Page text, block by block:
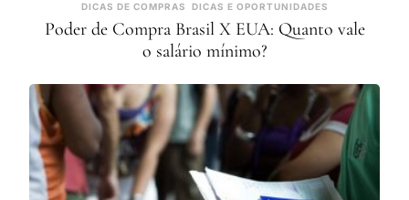
DICAS DE COMPRAS DICAS E OPORTUNIDADES
Poder de Compra Brasil X EUA: Quanto vale
o salário mínimo?